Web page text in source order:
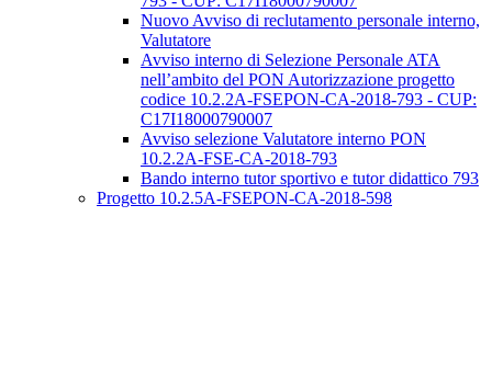
Nuovo Avviso di reclutamento personale interno,
Valutatore
Avviso interno di Selezione Personale ATA
nell’ambito del PON Autorizzazione progetto
codice 10.2.2A-FSEPON-CA-2018-793 - CUP:
C17I18000790007
Avviso selezione Valutatore interno PON
10.2.2A-FSE-CA-2018-793
Bando interno tutor sportivo e tutor didattico 793
Progetto 10.2.5A-FSEPON-CA-2018-598